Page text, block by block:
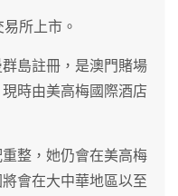
所上市。
島註冊，是澳門賭場
時由美高梅國際酒店
整，她仍會在美高梅
會在大中華地區以至